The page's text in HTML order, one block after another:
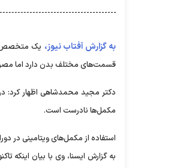
به گزارش آفتاب نیوز، یک متخصص
قسمت‌های مختلف بدن دارد اما
دکتر مجید محمدشاهی اظهار کرد:
مکمل‌ها نادرست است.
استفاده از مکمل‌های ویتامینی در
به گزارش ایسنا، وی با بیان